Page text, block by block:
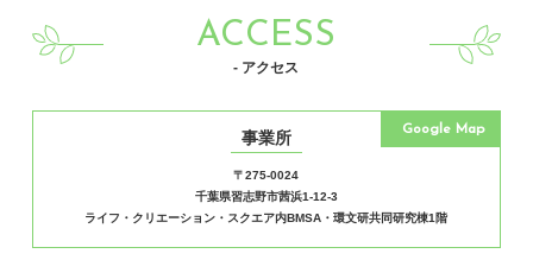
ACCESS
- アクセス
事業所
〒275-0024
千葉県習志野市茜浜1-12-3
ライフ・クリエーション・スクエア内BMSA・環文研共同研究棟1階
Google Map